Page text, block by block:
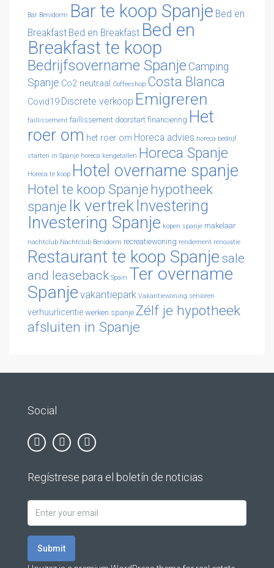
Bar Benidorm Bar te koop Spanje Bed en
Breakfast Bed en Breakfast Bed en
Breakfast te koop
Bedrijfsovername Spanje Camping
Spanje Co2 neutraal Coffeeshop Costa Blanca
Covid19 Discrete verkoop Emigreren
faillissement faillissement doorstart financiering Het
roer om het roer om Horeca advies horeca bedrijf
starten in Spanje horeca kengetallen Horeca Spanje
Horeca te koop Hotel overname spanje
Hotel te koop Spanjehypotheek
spanje Ik vertrek Investering
Investering Spanje kopen spanje makelaar
nachtclub Nachtclub Benidorm recreatiewoning rendement renovatie
Restaurant te koop Spanje sale
and leaseback Spain Ter overname
Spanje vakantiepark Vakantiewoning senioren
verhuurlicentie werken spanje Zélf je hypotheek
afsluiten in Spanje
Social
Regístrese para el boletín de noticias
Submit